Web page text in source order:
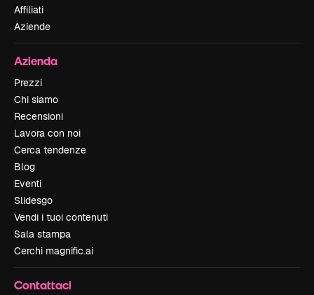
Affiliati
Aziende
Azienda
Prezzi
Chi siamo
Recensioni
Lavora con noi
Cerca tendenze
Blog
Eventi
Slidesgo
Vendi i tuoi contenuti
Sala stampa
Cerchi magnific.ai
Contattaci